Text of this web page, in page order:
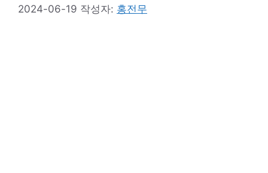
2024-06-19 작성자: 홍전무